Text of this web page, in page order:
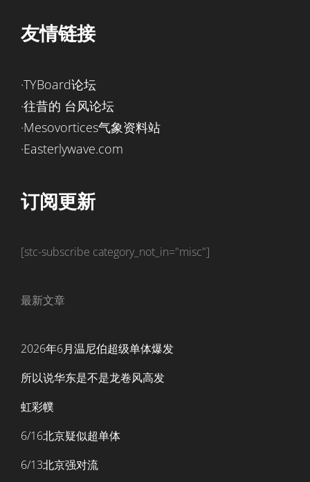
友情链接
·TYBoard论坛
·往昔的 台风论坛
·Mesovortices气象资料站
·Easterlywave.com
订阅更新
[stc-subscribe category_not_in="misc"]
最新文章
2026年6月温尼伯超级单体爆发
所以说华东是不是龙卷风高发
虹彩幞
6/16北京疑似超单体
6/13北京强对流